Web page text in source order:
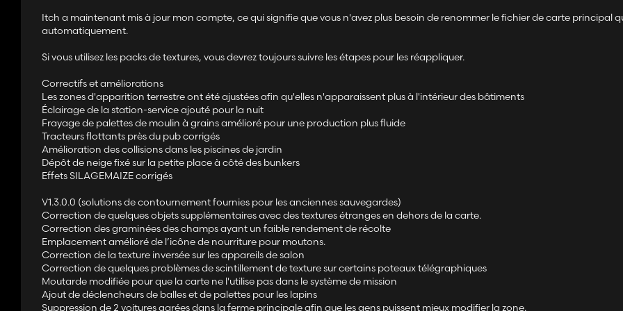
Itch a maintenant mis à jour mon compte, ce qui signifie que vous n'avez plus besoin de renommer le fichier de carte principal
automatiquement.
Si vous utilisez les packs de textures, vous devrez toujours suivre les étapes pour les réappliquer.
Correctifs et améliorations
Les zones d'apparition terrestre ont été ajustées afin qu'elles n'apparaissent plus à l'intérieur des bâtiments
Éclairage de la station-service ajouté pour la nuit
Frayage de palettes de moulin à grains amélioré pour une production plus fluide
Tracteurs flottants près du pub corrigés
Amélioration des collisions dans les piscines de jardin
Dépôt de neige fixé sur la petite place à côté des bunkers
Effets SILAGEMAIZE corrigés
V1.3.0.0 (solutions de contournement fournies pour les anciennes sauvegardes)
Correction de quelques objets supplémentaires avec des textures étranges en dehors de la carte.
Correction des graminées des champs ayant un faible rendement de récolte
Emplacement amélioré de l’icône de nourriture pour moutons.
Correction de la texture inversée sur les appareils de salon
Correction de quelques problèmes de scintillement de texture sur certains poteaux télégraphiques
Moutarde modifiée pour que la carte ne l'utilise pas dans le système de mission
Ajout de déclencheurs de balles et de palettes pour les lapins
Suppression de 2 voitures garées dans la ferme principale afin que les gens puissent mieux modifier la zone.